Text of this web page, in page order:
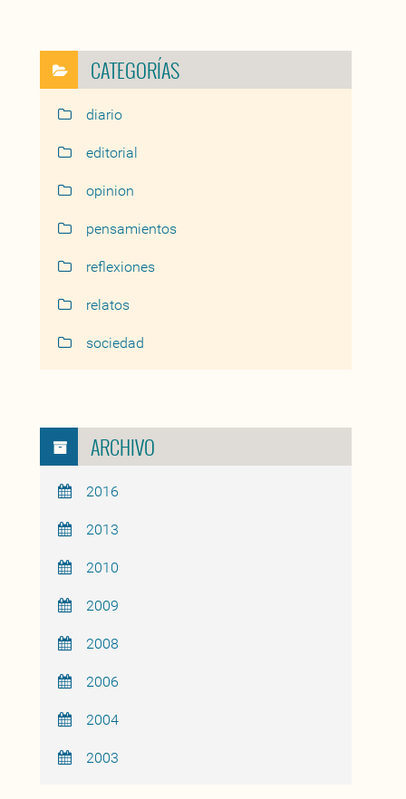
CATEGORÍAS
diario
editorial
opinion
pensamientos
reflexiones
relatos
sociedad
ARCHIVO
2016
2013
2010
2009
2008
2006
2004
2003